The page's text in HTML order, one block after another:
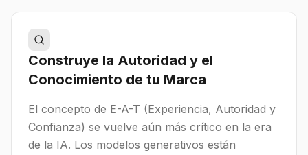
Construye la Autoridad y el
Conocimiento de tu Marca
El concepto de E-A-T (Experiencia, Autoridad y
Confianza) se vuelve aún más crítico en la era
de la IA. Los modelos generativos están